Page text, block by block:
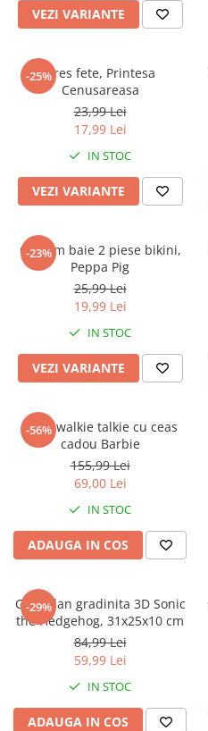
VEZI VARIANTE
-25%Dres fete, Printesa
Cenusareasa
23,99 Lei
17,99 Lei
IN STOC
VEZI VARIANTE
-23%
Costum baie 2 piese bikini,
Peppa Pig
25,99 Lei
19,99 Lei
IN STOC
VEZI VARIANTE
-56%
Set 2 walkie talkie cu ceas
cadou Barbie
155,99 Lei
69,00 Lei
IN STOC
ADAUGA IN COS
-29%
Ghiozdan gradinita 3D Sonic
the Hedgehog, 31x25x10 cm
84,99 Lei
59,99 Lei
IN STOC
ADAUGA IN COS